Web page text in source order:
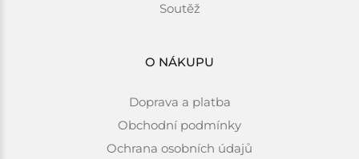
Soutěž
O NÁKUPU
Doprava a platba
Obchodní podmínky
Ochrana osobních údajů